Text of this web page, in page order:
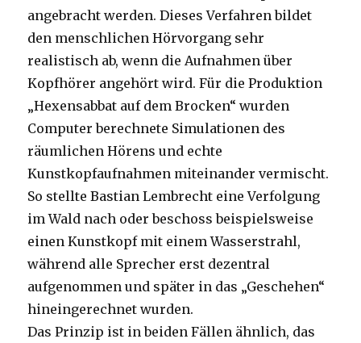
angebracht werden. Dieses Verfahren bildet
den menschlichen Hörvorgang sehr
realistisch ab, wenn die Aufnahmen über
Kopfhörer angehört wird. Für die Produktion
„Hexensabbat auf dem Brocken“ wurden
Computer berechnete Simulationen des
räumlichen Hörens und echte
Kunstkopfaufnahmen miteinander vermischt.
So stellte Bastian Lembrecht eine Verfolgung
im Wald nach oder beschoss beispielsweise
einen Kunstkopf mit einem Wasserstrahl,
während alle Sprecher erst dezentral
aufgenommen und später in das „Geschehen“
hineingerechnet wurden.
Das Prinzip ist in beiden Fällen ähnlich, das